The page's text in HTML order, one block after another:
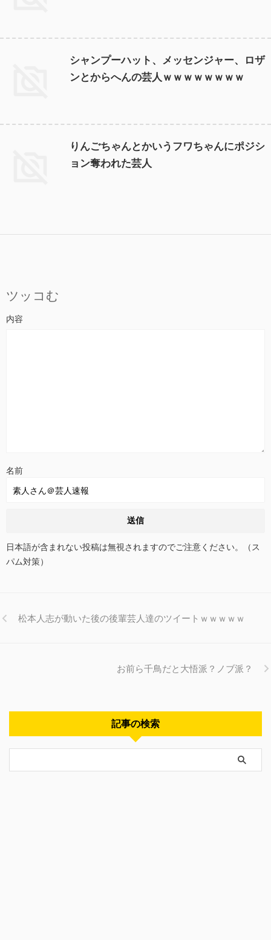
シャンプーハット、メッセンジャー、ロザ
ンとからへんの芸人ｗｗｗｗｗｗｗｗ
りんごちゃんとかいうフワちゃんにポジシ
ョン奪われた芸人
ツッコむ
名前
日本語が含まれない投稿は無視されますのでご注意ください。（ス
パム対策）
松本人志が動いた後の後輩芸人達のツイートｗｗｗｗｗ
お前ら千鳥だと大悟派？ノブ派？
記事の検索